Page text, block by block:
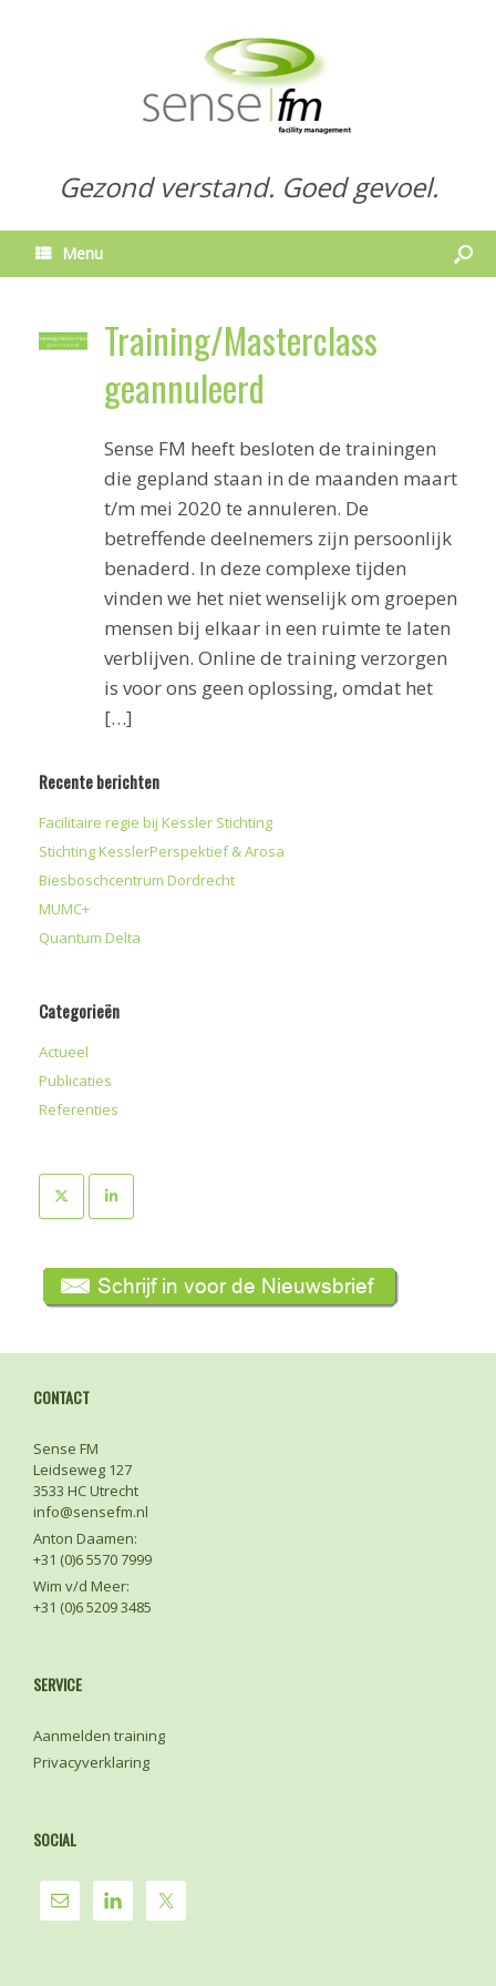
Gezond verstand. Goed gevoel.
Menu
Training/Masterclass
geannuleerd
Sense FM heeft besloten de trainingen
die gepland staan in de maanden maart
t/m mei 2020 te annuleren. De
betreffende deelnemers zijn persoonlijk
benaderd. In deze complexe tijden
vinden we het niet wenselijk om groepen
mensen bij elkaar in een ruimte te laten
verblijven. Online de training verzorgen
is voor ons geen oplossing, omdat het
[…]
Recente berichten
Facilitaire regie bij Kessler Stichting
Stichting KesslerPerspektief & Arosa
Biesboschcentrum Dordrecht
MUMC+
Quantum Delta
Categorieën
Actueel
Publicaties
Referenties
CONTACT
Sense FM
Leidseweg 127
3533 HC Utrecht
info@sensefm.nl
Anton Daamen:
+31 (0)6 5570 7999
Wim v/d Meer:
+31 (0)6 5209 3485
SERVICE
Aanmelden training
Privacyverklaring
SOCIAL